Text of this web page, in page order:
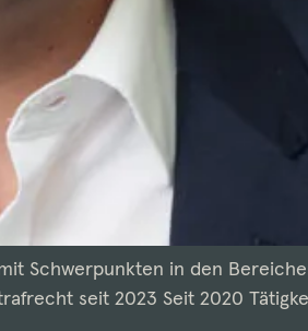
Schwerpunkten in den
seit 2023 Seit 2020